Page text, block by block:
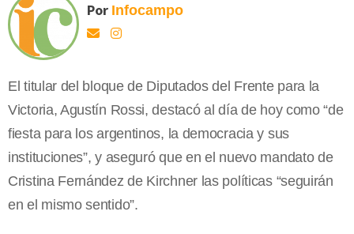
Por Infocampo
El titular del bloque de Diputados del Frente para la
Victoria, Agustín Rossi, destacó al día de hoy como “de
fiesta para los argentinos, la democracia y sus
instituciones”, y aseguró que en el nuevo mandato de
Cristina Fernández de Kirchner las políticas “seguirán
en el mismo sentido”.